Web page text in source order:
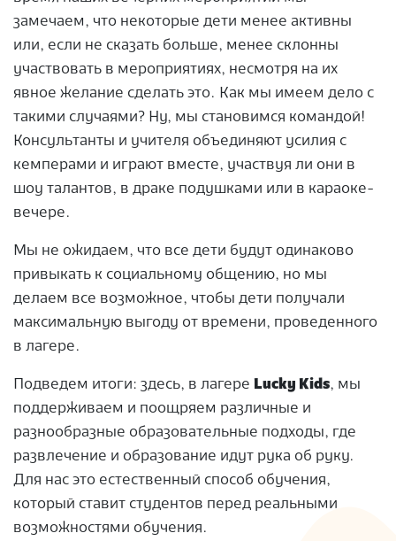
замечаем, что некоторые дети менее активны
или, если не сказать больше, менее склонны
участвовать в мероприятиях, несмотря на их
явное желание сделать это. Как мы имеем дело с
такими случаями? Ну, мы становимся командой!
Консультанты и учителя объединяют усилия с
кемперами и играют вместе, участвуя ли они в
шоу талантов, в драке подушками или в караоке-
вечере.
Мы не ожидаем, что все дети будут одинаково
привыкать к социальному общению, но мы
делаем все возможное, чтобы дети получали
максимальную выгоду от времени, проведенного
в лагере.
Подведем итоги: здесь, в лагере Lucky Kids, мы
поддерживаем и поощряем различные и
разнообразные образовательные подходы, где
развлечение и образование идут рука об руку.
Для нас это естественный способ обучения,
который ставит студентов перед реальными
возможностями обучения.